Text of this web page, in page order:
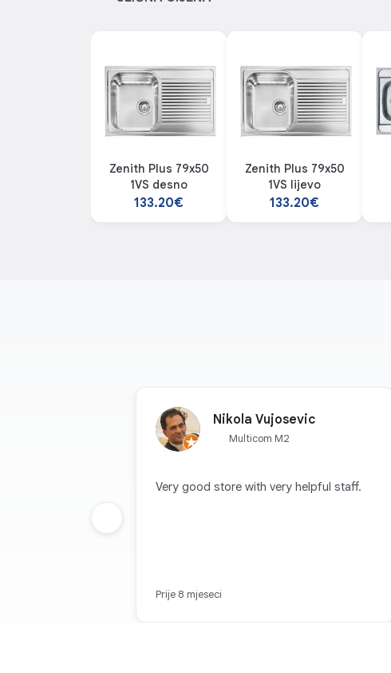
Zenith Plus 79x50
1VS desno
133.20€
Zenith Plus 79x50
1VS lijevo
133.20€
Nikola Vujosevic
Multicom M2
Very good store with very helpful staff.
Prije 8 mjeseci